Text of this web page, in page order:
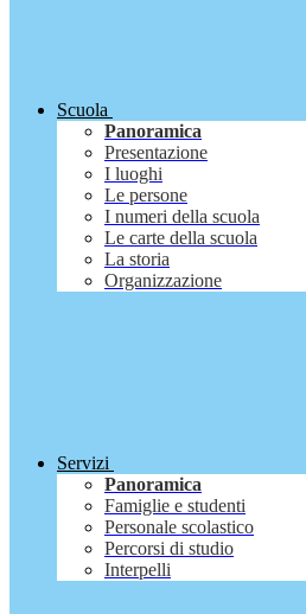
Scuola
Panoramica
Presentazione
I luoghi
Le persone
I numeri della scuola
Le carte della scuola
La storia
Organizzazione
Servizi
Panoramica
Famiglie e studenti
Personale scolastico
Percorsi di studio
Interpelli